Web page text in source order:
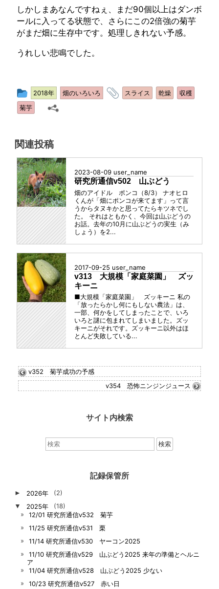
しかしまあなんですねぇ、まだ90個以上はダンボ
ールに入ってる状態で、さらにこの2倍強の菊芋
がまだ畑に生存中です。処理しきれない予感。
うれしい悲鳴でした。
投
稿
グ
ー
プ
2018年 畑のいろいろ
タスライス 乾燥
収穫
菊芋
関連投稿
2023-08-09 user_name
研究所通信v502 山ぶどう
畑のアイドル ポンコ（8/3） ナオヒロ
くんが「畑にポンコが来てます」って言
うからタヌキかと思ってたらキツネでし
た。 それはともかく、今回は山ぶどうの
お話。去年の10月に山ぶどうの実生（み
しょう）を2...
2017-09-25 user_name
v313 大規模「家庭菜園」 ズッ
キーニ
■大規模「家庭菜園」 ズッキーニ 私の
「放ったらかし何にもしない農法」は、
一部、何かをしてしまったことで、いろ
いろと謎に包まれてしまいました。ズッ
キーニがそれです。ズッキーニ以外はほ
とんど失敗している...
v352 菊芋成功の予感
v354 恐怖ニンジンジュース
サイト内検索
索：
記録保管所
► 2026年
(2)
▼
2025年
(18)
12/01 研究所通信v532 菊芋
11/25 研究所通信v531 栗
11/14 研究所通信v530 ヤーコン2025
11/10 研究所通信v529 山ぶどう2025 来年の準備とヘルニ
ア
11/04 研究所通信v528 山ぶどう2025 少ない
10/23 研究所通信v527 赤い日